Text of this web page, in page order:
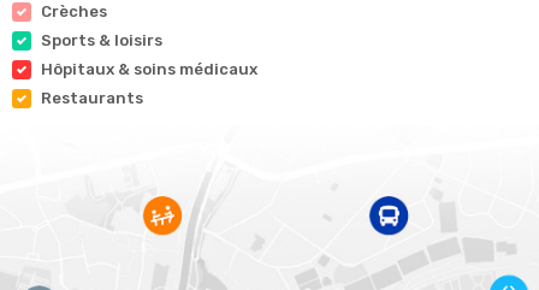
Crèches
Sports & loisirs
Hôpitaux & soins médicaux
Restaurants